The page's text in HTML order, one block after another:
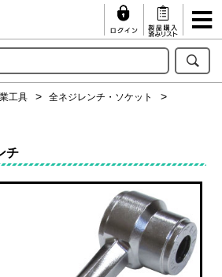
工具
全ネジレンチ・ソケット
チ